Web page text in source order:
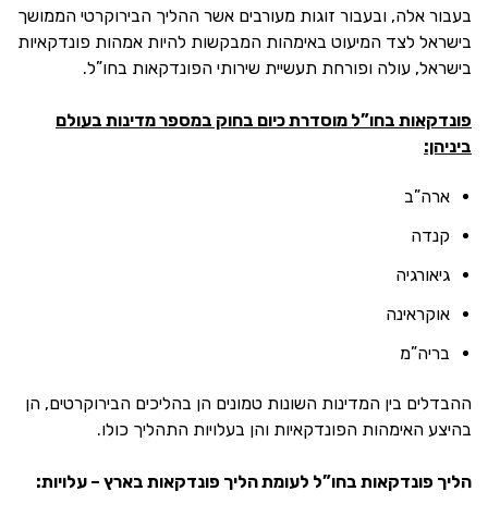
בעבור אלה, ובעבור זוגות מעורבים אשר ההליך הבירוקרטי הממושך
בישראל לצד המיעוט באימהות המבקשות להיות אמהות פונדקאיות
בישראל, עולה ופורחת תעשיית שירותי הפונדקאות בחו”ל.
פונדקאות בחו”ל מוסדרת כיום בחוק במספר מדינות בעולם
ביניהן:
ארה”ב
קנדה
גיאורגיה
אוקראינה
בריה”מ
ההבדלים בין המדינות השונות טמונים הן בהליכים הבירוקרטים, הן
בהיצע האימהות הפונדקאיות והן בעלויות התהליך כולו.
הליך פונדקאות בחו”ל לעומת הליך פונדקאות בארץ – עלויות: